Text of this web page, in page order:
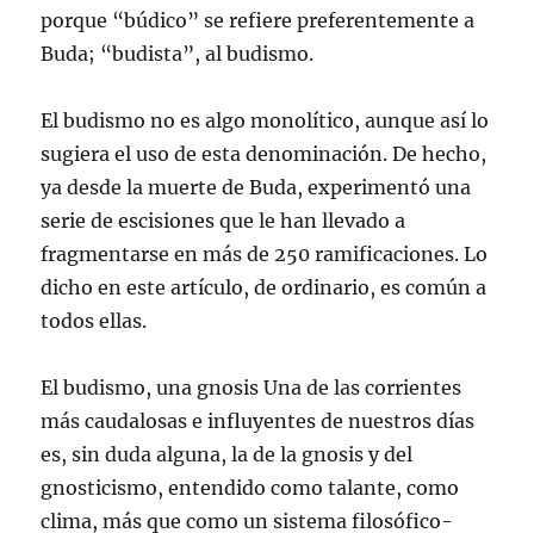
porque “búdico” se refiere preferentemente a
Buda; “budista”, al budismo.
El budismo no es algo monolítico, aunque así lo
sugiera el uso de esta denominación. De hecho,
ya desde la muerte de Buda, experimentó una
serie de escisiones que le han llevado a
fragmentarse en más de 250 ramificaciones. Lo
dicho en este artículo, de ordinario, es común a
todos ellas.
El budismo, una gnosis Una de las corrientes
más caudalosas e influyentes de nuestros días
es, sin duda alguna, la de la gnosis y del
gnosticismo, entendido como talante, como
clima, más que como un sistema filosófico-